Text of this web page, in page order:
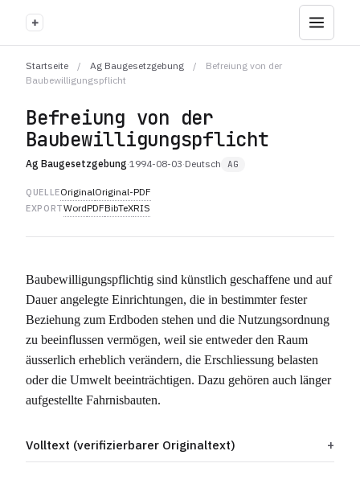
+
Startseite / Ag Baugesetzgebung /
Befreiung von der
Baubewilligungspflicht
Befreiung von der
Baubewilligungspflicht
Ag Baugesetzgebung·1994-08-03·Deutsch AG
QUELLEOriginalOriginal-PDF
EXPORTWordPDFBibTeXRIS
Baubewilligungspflichtig sind künstlich geschaffene und auf
Dauer angelegte Einrichtungen, die in bestimmter fester
Beziehung zum Erdboden stehen und die Nutzungsordnung
zu beeinflussen vermögen, weil sie entweder den Raum
äusserlich erheblich verändern, die Erschliessung belasten
oder die Umwelt beeinträchtigen. Dazu gehören auch länger
aufgestellte Fahrnisbauten.
Volltext (verifizierbarer Originaltext)